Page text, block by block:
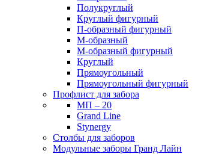
Полукруглый
Круглый фигурный
П-образный фигурный
М-образный
M-образный фигурный
Круглый
Прямоугольный
Прямоугольный фигурный
Профлист для забора
МП – 20
Grand Line
Stynergy
Столбы для заборов
Модульные заборы Гранд Лайн